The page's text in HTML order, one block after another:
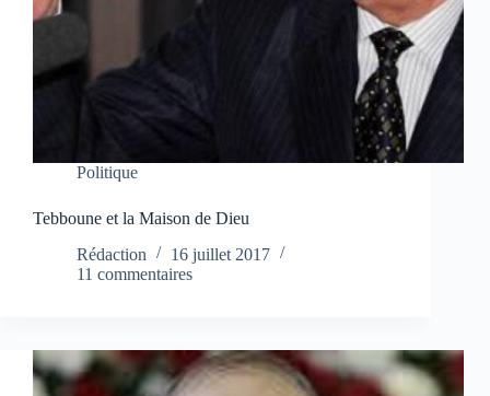
Politique
Tebboune et la Maison de Dieu
Rédaction
16 juillet 2017
11 commentaires